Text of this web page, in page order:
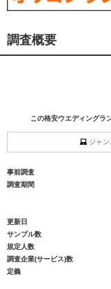
調査概要
この格安ウエディングラ
ジャ
事前調査
調査期間
更新日
サンプル数
規定人数
調査企業(サービス)数
定義